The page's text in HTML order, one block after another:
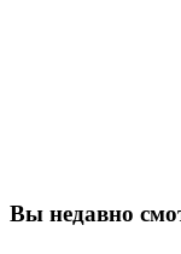
Вы недавно